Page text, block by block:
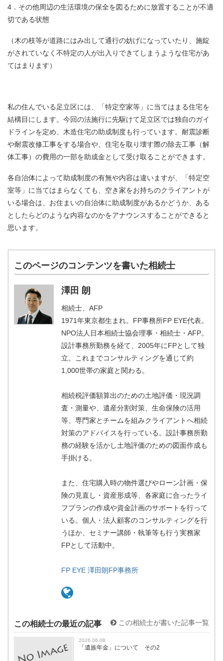
4．その他周辺の生活環境の保全を図るために放置することが不適
切である状態
（木の枝等が道路にはみ出して通行の妨げになっていたり、施錠
がされていなく不特定の人が出入りできてしまうような住宅があ
てはまります）
私の住んでいる足立区には、「特定空家等」に当てはまる住宅を
結構目にします。今回の法施行に先駆けて足立区では独自のガイ
ドラインを定め、木造住宅の助成制度も行っています。耐震診断
や耐震改修工事をする場合や、住宅を取り壊す際の除去工事（解
体工事）の費用の一部を助成金として受け取ることができます。
各自治体によって助成制度の有無や内容は違いますが、「特定空
室等」に当てはまらなくても、空き家をお持ちのクライアントが
いる場合は、お住まいの自治体に助成制度があるかどうか、ある
としたらどのような内容なのかをアナウンスすることができると
思います。
このページのコンテンツを書いた相続士
澤田 朗
相続士、AFP
1971年東京都生まれ。FP事務所FP EYE代表。
NPO法人日本相続士協会理事・相続士・AFP。
設計事務所勤務を経て、2005年にFPとして独
立。これまでコンサルティングを通じて約
1,000世帯の家庭と関わる。
相続税評価額算出のための土地評価・現況調
査・測量や、遺産分割対策、生命保険の活用
等、専門家とチームを組みクライアントへ相続
対策のアドバイスを行っている。設計事務所勤
務の経験を活かし土地評価のための図面作成も
手掛ける。
また、住宅購入時の物件選びやローン計画・保
険の見直し・資産形成等、各家庭に合ったライ
フプランの作成や資金計画のサポートを行って
いる。個人・法人顧客のコンサルティングを行
うほか、セミナー講師・執筆等も行う実務家
FPとして活動中。
FP EYE 澤田朗FP事務所
この相続士の最近の記事 この相続士が書いた記事一覧
2026.06.08
「遺族年金」について その2